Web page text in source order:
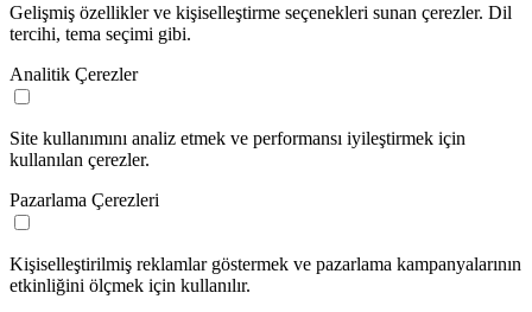
Gelişmiş özellikler ve kişiselleştirme seçenekleri sunan çerezler. Dil
tercihi, tema seçimi gibi.
Analitik Çerezler
Site kullanımını analiz etmek ve performansı iyileştirmek için
kullanılan çerezler.
Pazarlama Çerezleri
Kişiselleştirilmiş reklamlar göstermek ve pazarlama kampanyalarının
etkinliğini ölçmek için kullanılır.